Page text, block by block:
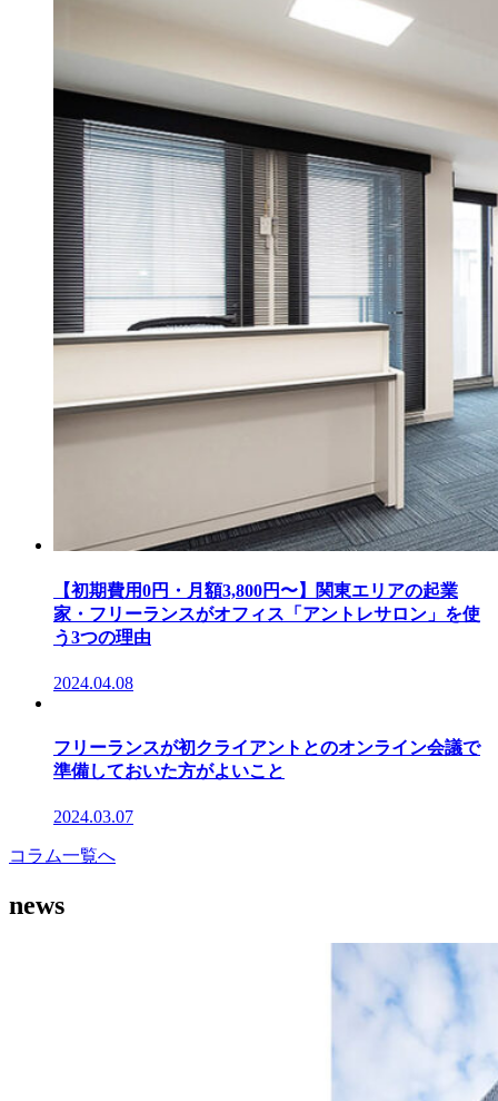
【初期費用0円・月額3,800円〜】関東エリアの起業
家・フリーランスがオフィス「アントレサロン」を使
う3つの理由
2024.04.08
フリーランスが初クライアントとのオンライン会議で
準備しておいた方がよいこと
2024.03.07
コラム一覧へ
news